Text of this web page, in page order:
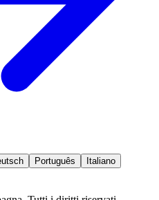
Português
Italiano